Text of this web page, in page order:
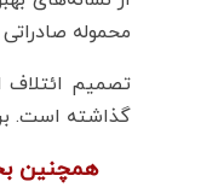
محموله صادراتی
گذاشته است.
همچنین